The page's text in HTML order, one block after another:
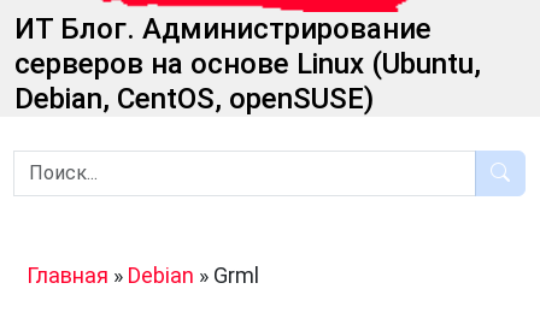
ИТ Блог. Администрирование
серверов на основе Linux (Ubuntu,
Debian, CentOS, openSUSE)
Главная » Debian » Grml